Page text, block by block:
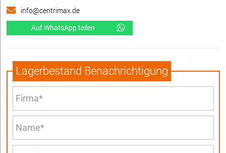
info@centrimax.de
Auf WhatsApp teilen
Lagerbestand Benachrichtigung